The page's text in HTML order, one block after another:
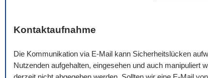
Kontaktaufnahme
Die Kommunikation via E-Mail kann Sicherheitslücken
Nutzenden aufgehalten, eingesehen und auch manipuliert